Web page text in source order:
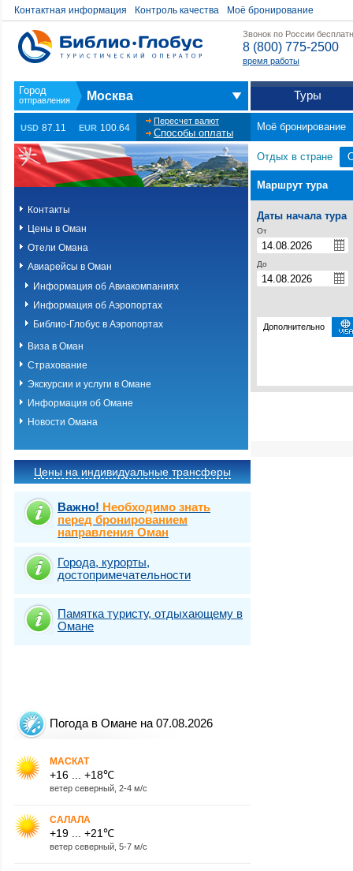
Контактная информация Контроль качества Моё бронирование
Звонок по России
8 (800) 775-2500
время работы
Москва Туры
USD 87.11 EUR 100.64
Пересчет валют
Способы оплаты
Моё бронирование
Контакты
Цены в Оман
Отели Омана
Авиарейсы в Оман
Информация об Авиакомпаниях
Информация об Аэропортах
Библио-Глобус в Аэропортах
Виза в Оман
Страхование
Экскурсии и услуги в Омане
Информация об Омане
Новости Омана
Цены на индивидуальные трансферы
Важно! Необходимо знать
перед бронированием
направления Оман
Города, курорты,
достопримечательности
Памятка туристу, отдыхающему в
Омане
Погода в Омане на 07.08.2026
МАСКАТ
+16 ... +18℃
ветер северный, 2-4 м/с
САЛАЛА
+19 ... +21℃
ветер северный, 5-7 м/с
Отдых в стране
Маршрут тура
Даты начала тура
От
До
Дополнительно